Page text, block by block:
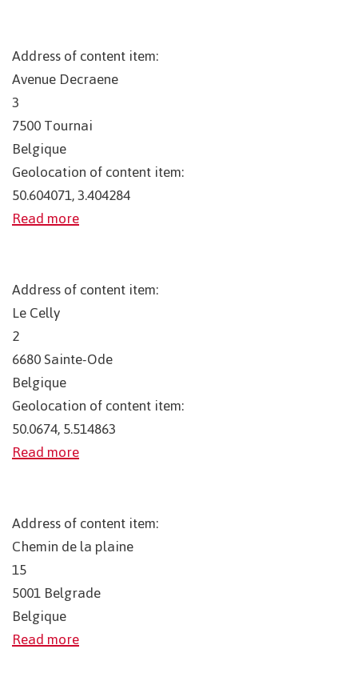
Address of content item:
Avenue Decraene
3
7500Tournai
Belgique
Geolocation of content item:
50.604071, 3.404284
Read more
Address of content item:
Le Celly
2
6680Sainte-Ode
Belgique
Geolocation of content item:
50.0674, 5.514863
Read more
Address of content item:
Chemin de la plaine
15
5001Belgrade
Belgique
Read more